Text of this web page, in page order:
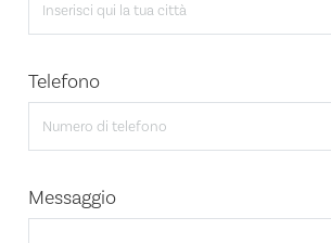
Telefono
Messaggio